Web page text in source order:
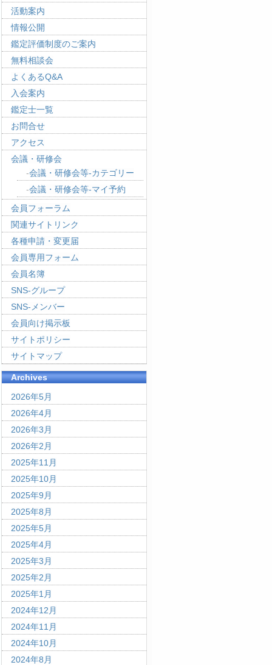
活動案内
情報公開
鑑定評価制度のご案内
無料相談会
よくあるQ&A
入会案内
鑑定士一覧
お問合せ
アクセス
会議・研修会
会議・研修会等-カテゴリー
会議・研修会等-マイ予約
会員フォーラム
関連サイトリンク
各種申請・変更届
会員専用フォーム
会員名簿
SNS-グループ
SNS-メンバー
会員向け掲示板
サイトポリシー
サイトマップ
Archives
2026年5月
2026年4月
2026年3月
2026年2月
2025年11月
2025年10月
2025年9月
2025年8月
2025年5月
2025年4月
2025年3月
2025年2月
2025年1月
2024年12月
2024年11月
2024年10月
2024年8月